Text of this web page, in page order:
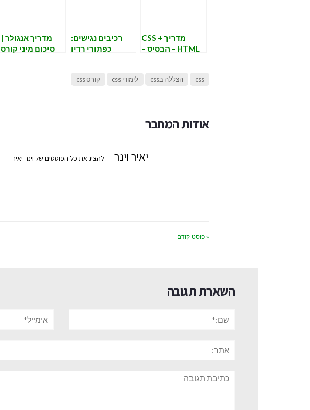
מדריך CSS +
HTML – הבסיס –
רכיבים נגישים:
כפתורי רדיו
מדריך אנגולר |
סיכום מיני קורס
css הצללה בcss לימודי css קורס css
אודות המחבר
יאיר וינר להציג את כל הפוסטים של וינר יאיר
« פוסט קודם
השארת תגובה
תגובה